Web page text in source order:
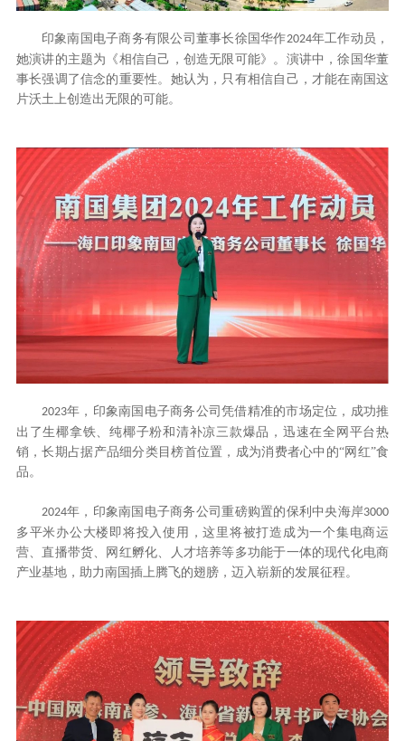
印象南国电子商务有限公司董事长徐国华作2024年工作动员，
她演讲的主题为《相信自己，创造无限可能》。演讲中，徐国华董
事长强调了信念的重要性。她认为，只有相信自己，才能在南国这
片沃土上创造出无限的可能。
2023年，印象南国电子商务公司凭借精准的市场定位，成功推
出了生椰拿铁、纯椰子粉和清补凉三款爆品，迅速在全网平台热
销，长期占据产品细分类目榜首位置，成为消费者心中的“网红”食
品。
2024年，印象南国电子商务公司重磅购置的保利中央海岸3000
多平米办公大楼即将投入使用，这里将被打造成为一个集电商运
营、直播带货、网红孵化、人才培养等多功能于一体的现代化电商
产业基地，助力南国插上腾飞的翅膀，迈入崭新的发展征程。